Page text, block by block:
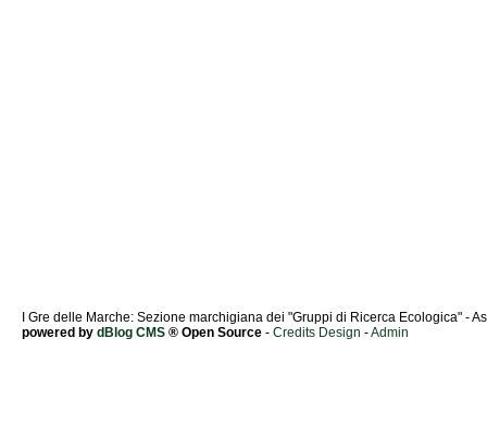
I Gre delle Marche: Sezione marchigiana dei "Gruppi di Ricerca Ecologica"
powered by dBlog CMS ® Open Source - Credits Design -Admin